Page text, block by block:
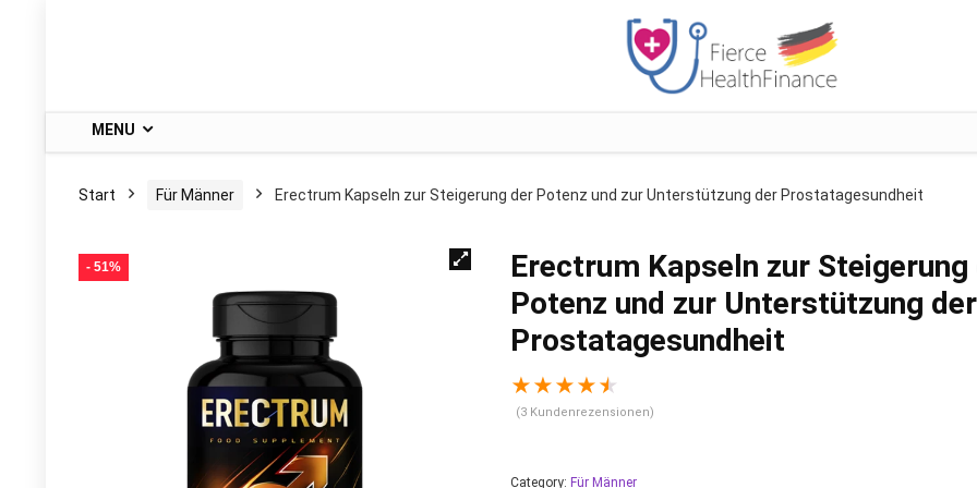
MENU
Start Für Männer Erectrum Kapseln zur Steigerung der Potenz und zur Unterstützung der Prostatagesundheit
- 51%
Erectrum Kapseln zur Steigerung
Potenz und zur Unterstützung der
Prostatagesundheit
★★★★★
(3 Kundenrezensionen)
Category: Für Männer